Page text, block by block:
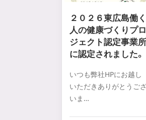
２０２６東広島働く
人の健康づくりプロ
ジェクト認定事業所
に認定されました。
いつも弊社HPにお越し
いただきありがとうご
いま